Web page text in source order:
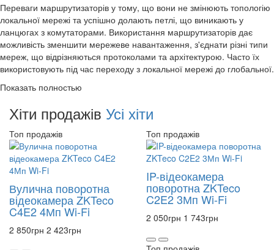
Переваги маршрутизаторів у тому, що вони не змінюють топологію
локальної мережі та успішно долають петлі, що виникають у
ланцюгах з комутаторами. Використання маршрутизаторів дає
можливість зменшити мережеве навантаження, з'єднати різні типи
мереж, що відрізняються протоколами та архітектурою. Часто їх
використовують під час переходу з локальної мережі до глобальної.
Показать полностью
Хіти продажів Усі хіти
Топ продажів
Вулична поворотна
відеокамера ZKTeco
C4E2 4Мп Wi-Fi
2 850грн 2 423грн
Топ продажів
IP-відеокамера
поворотна ZKTeco
C2E2 3Мп Wi-Fi
2 050грн 1 743грн